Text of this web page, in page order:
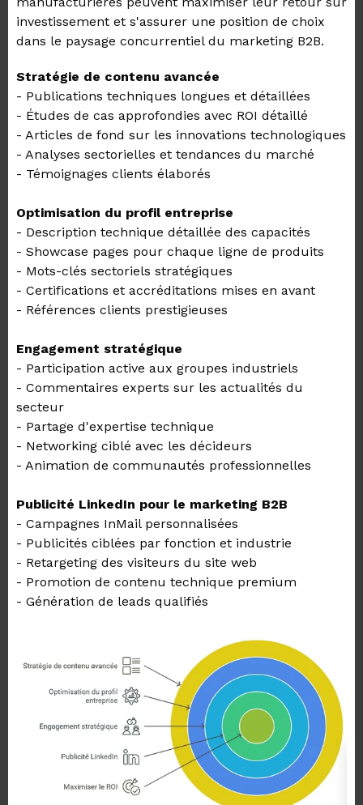
investissement et s'assurer une position de choix
dans le paysage concurrentiel du marketing B2B.
Stratégie de contenu avancée
- Publications techniques longues et détaillées
- Études de cas approfondies avec ROI détaillé
- Articles de fond sur les innovations technologiques
- Analyses sectorielles et tendances du marché
- Témoignages clients élaborés
Optimisation du profil entreprise
- Description technique détaillée des capacités
- Showcase pages pour chaque ligne de produits
- Mots-clés sectoriels stratégiques
- Certifications et accréditations mises en avant
- Références clients prestigieuses
Engagement stratégique
- Participation active aux groupes industriels
- Commentaires experts sur les actualités du
secteur
- Partage d'expertise technique
- Networking ciblé avec les décideurs
- Animation de communautés professionnelles
Publicité LinkedIn pour le marketing B2B
- Campagnes InMail personnalisées
- Publicités ciblées par fonction et industrie
- Retargeting des visiteurs du site web
- Promotion de contenu technique premium
- Génération de leads qualifiés